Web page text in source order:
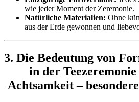
wie jeder Moment der Zeremonie.
Natürliche Materialien: Ohne
aus der Erde gewonnen und
3. Die Bedeutung von
in der
Achtsamkeit –